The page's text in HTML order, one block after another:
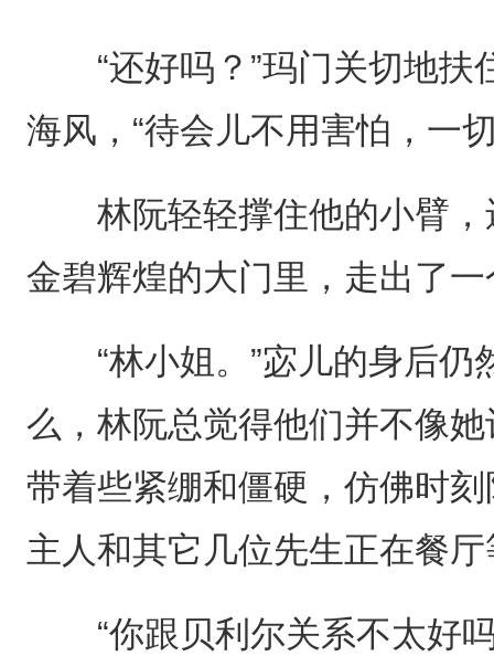
“还好吗？”玛门关切地扶
海风，“待会儿不用害怕，一
林阮轻轻撑住他的小臂，
金碧辉煌的大门里，走出了
“林小姐。”宓儿的身后仍
么，林阮总觉得他们并不像
带着些紧绷和僵硬，仿佛时
主人和其它几位先生正在餐厅
“你跟贝利尔关系不太好吗